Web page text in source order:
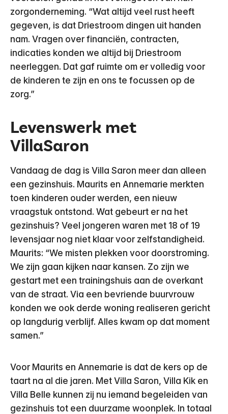
zorgonderneming. “Wat altijd veel rust heeft
gegeven, is dat Driestroom dingen uit handen
nam. Vragen over financiën, contracten,
indicaties konden we altijd bij Driestroom
neerleggen. Dat gaf ruimte om er volledig voor
de kinderen te zijn en ons te focussen op de
zorg.”
Levenswerk met
VillaSaron
Vandaag de dag is Villa Saron meer dan alleen
een gezinshuis. Maurits en Annemarie merkten
toen kinderen ouder werden, een nieuw
vraagstuk ontstond. Wat gebeurt er na het
gezinshuis? Veel jongeren waren met 18 of 19
levensjaar nog niet klaar voor zelfstandigheid.
Maurits: “We misten plekken voor doorstroming.
We zijn gaan kijken naar kansen. Zo zijn we
gestart met een trainingshuis aan de overkant
van de straat. Via een bevriende buurvrouw
konden we ook derde woning realiseren gericht
op langdurig verblijf. Alles kwam op dat moment
samen.”
Voor Maurits en Annemarie is dat de kers op de
taart na al die jaren. Met Villa Saron, Villa Kik en
Villa Belle kunnen zij nu iemand begeleiden van
gezinshuis tot een duurzame woonplek. In totaal